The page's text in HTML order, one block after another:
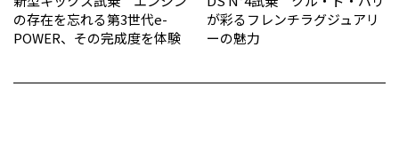
の存在を忘れる第3世代e-
POWER、その完成度を体験
が彩るフレンチラグジュアリ
ーの魅力